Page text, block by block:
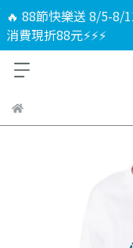
🔥 88節快樂送 8/5-8/
消費現折88元⚡⚡⚡